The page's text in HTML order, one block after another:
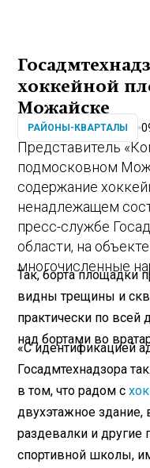
хоккейной
Можайске
РАЙОНЫ-КВАРТАЛЫ
Представитель
подмосковном
содержание
ненадлежащем
пресс-службе
области, на
многочисленные
Так, борта площадки
видны трещины и
практически по всей
над бортами во
«С идентификацией
Госадмтехнадзора
в том, что радом с
двухэтажное
раздевалки и
спортивной школы,